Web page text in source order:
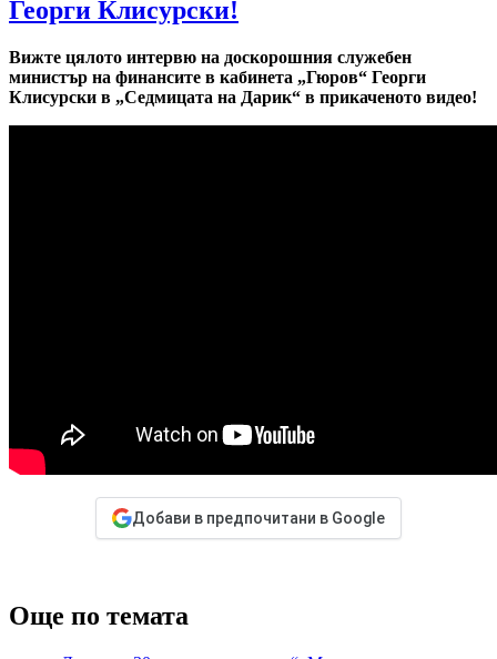
Георги Клисурски!
Вижте цялото интервю на доскорошния служебен
министър на финансите в кабинета „Гюров“ Георги
Клисурски в „Седмицата на Дарик“ в прикаченото видео!
Добави в предпочитани в Google
Още по темата